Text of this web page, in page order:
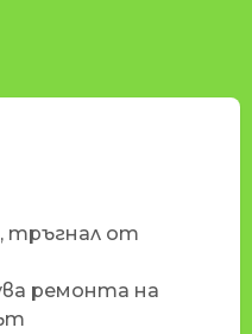
тръгнал от
ремонта на